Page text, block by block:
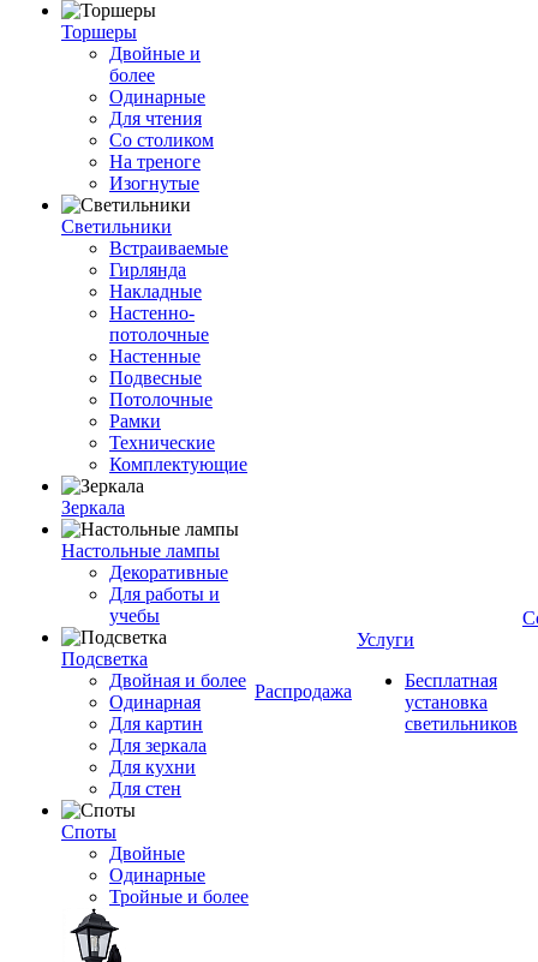
Торшеры
Двойные и
более
Одинарные
Для чтения
Со столиком
На треноге
Изогнутые
Светильники
Встраиваемые
Гирлянда
Накладные
Настенно-
потолочные
Настенные
Подвесные
Потолочные
Рамки
Технические
Комплектующие
Зеркала
Настольные лампы
Декоративные
Для работы и
учебы
Подсветка
Двойная и более
Одинарная
Для картин
Для зеркала
Для кухни
Для стен
Споты
Двойные
Одинарные
Тройные и более
Распродажа
Услуги
Бесплатная
установка
светильников